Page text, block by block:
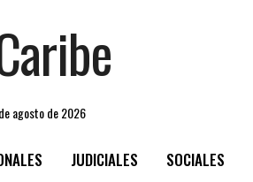
agosto de 2026
JUDICIALES SOCIALES